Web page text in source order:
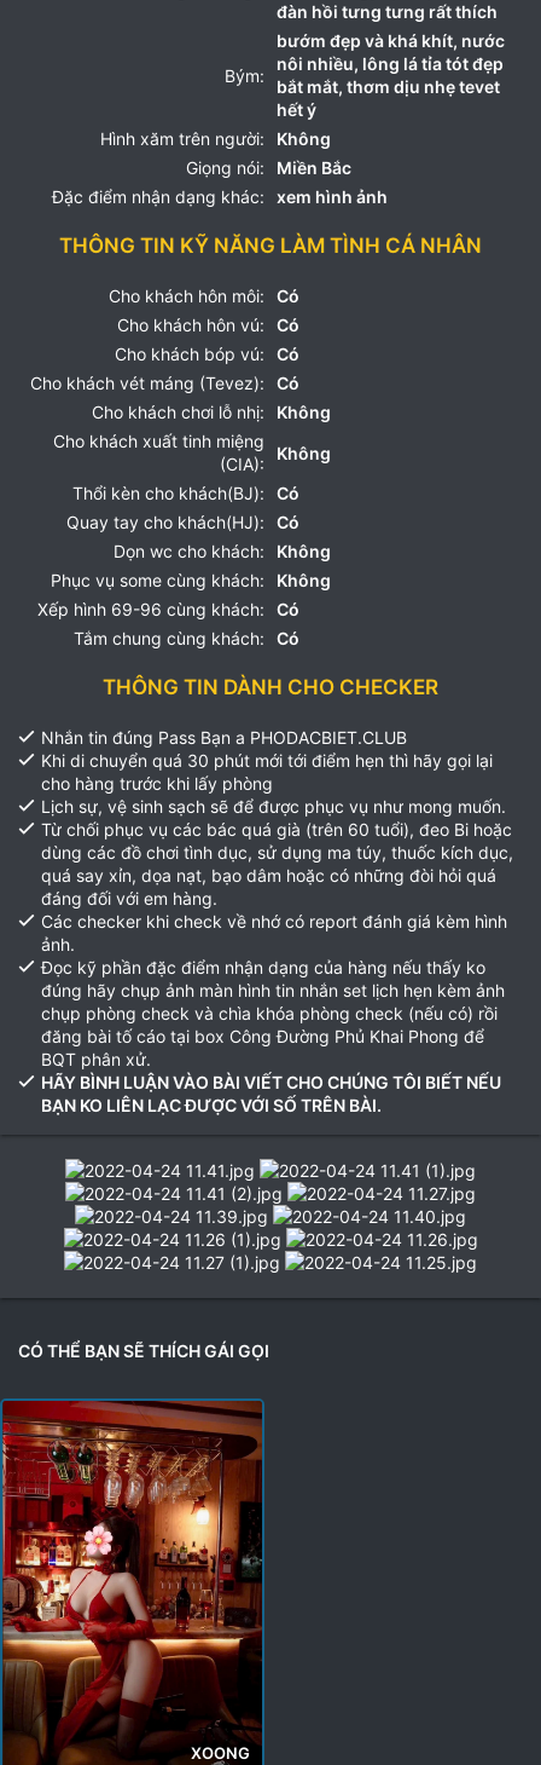
đàn hồi tưng tưng rất thích
Bým:
bướm đẹp và khá khít, nước
nôi nhiều, lông lá tỉa tót đẹp
bắt mắt, thơm dịu nhẹ tevet
hết ý
Hình xăm trên người:
Không
Giọng nói:
Miền Bắc
Đặc điểm nhận dạng khác:
xem hình ảnh
THÔNG TIN KỸ NĂNG LÀM TÌNH CÁ NHÂN
Cho khách hôn môi:
Có
Cho khách hôn vú:
Có
Cho khách bóp vú:
Có
Cho khách vét máng (Tevez):
Có
Cho khách chơi lỗ nhị:
Không
Cho khách xuất tinh miệng
(CIA):
Không
Thổi kèn cho khách(BJ):
Có
Quay tay cho khách(HJ):
Có
Dọn wc cho khách:
Không
Phục vụ some cùng khách:
Không
Xếp hình 69-96 cùng khách:
Có
Tắm chung cùng khách:
Có
THÔNG TIN DÀNH CHO CHECKER
Nhắn tin đúng Pass Bạn a PHODACBIET.CLUB
Khi di chuyển quá 30 phút mới tới điểm hẹn thì hãy gọi lại
cho hàng trước khi lấy phòng
Lịch sự, vệ sinh sạch sẽ để được phục vụ như mong muốn.
Từ chối phục vụ các bác quá già (trên 60 tuổi), đeo Bi hoặc
dùng các đồ chơi tình dục, sử dụng ma túy, thuốc kích dục,
quá say xỉn, dọa nạt, bạo dâm hoặc có những đòi hỏi quá
đáng đối với em hàng.
Các checker khi check về nhớ có report đánh giá kèm hình
ảnh.
Đọc kỹ phần đặc điểm nhận dạng của hàng nếu thấy ko
đúng hãy chụp ảnh màn hình tin nhắn set lịch hẹn kèm ảnh
chụp phòng check và chìa khóa phòng check (nếu có) rồi
đăng bài tố cáo tại box Công Đường Phủ Khai Phong để
BQT phân xử.
HÃY BÌNH LUẬN VÀO BÀI VIẾT CHO CHÚNG TÔI BIẾT NẾU
BẠN KO LIÊN LẠC ĐƯỢC VỚI SỐ TRÊN BÀI.
CÓ THỂ BẠN SẼ THÍCH GÁI GỌI
XOONG